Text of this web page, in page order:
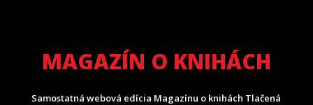
MAGAZÍN O KNIHÁCH
Samostatná webová edícia Magazínu o knihách Tlačená